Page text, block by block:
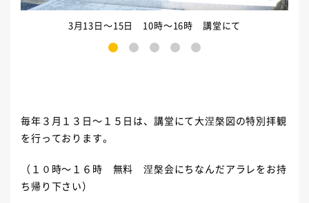
3月13日～15日 10時～16時 講堂にて
3 4 5
毎年３月１３日～１５日は、講堂にて大涅槃図の特別拝観
を行っております。
（１０時～１６時 無料 涅槃会にちなんだアラレをお持
ち帰り下さい）